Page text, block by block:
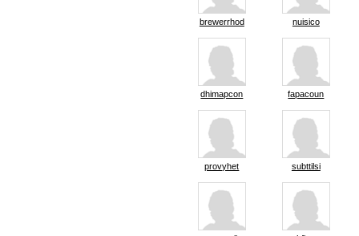
brewerrhod nuisico
dhimapcon fapacoun
provyhet subttilsi